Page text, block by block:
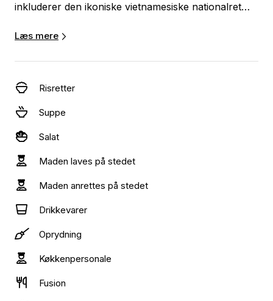
inkluderer den ikoniske vietnamesiske nationalret
sprøde forårsruller og vores berømte baguettes.
Skriv til os for et tilbud, eller book os direkte via.
siden. Vi glæder os til at gøre jeres dag helt speciel.
Læs mere
Risretter
Suppe
Salat
Maden laves på stedet
Maden anrettes på stedet
Drikkevarer
Oprydning
Køkkenpersonale
Fusion